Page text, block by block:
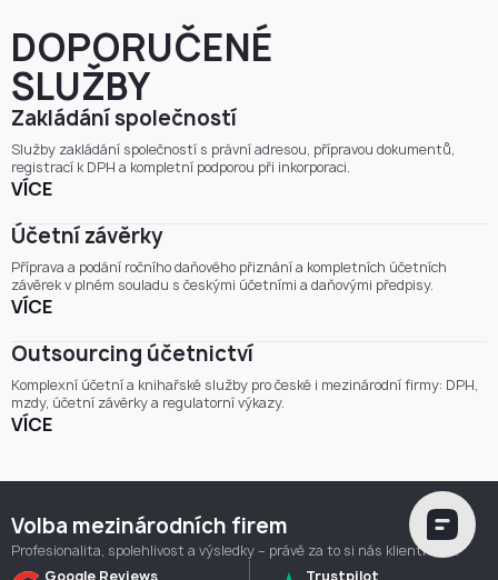
DOPORUČENÉ
SLUŽBY
Zakládání společností
Služby zakládání společností s právní adresou, přípravou dokumentů,
registrací k DPH a kompletní podporou při inkorporaci.
VÍCE
Účetní závěrky
Příprava a podání ročního daňového přiznání a kompletních účetních
závěrek v plném souladu s českými účetními a daňovými předpisy.
VÍCE
Outsourcing účetnictví
Komplexní účetní a knihařské služby pro české i mezinárodní firmy: DPH,
mzdy, účetní závěrky a regulatorní výkazy.
VÍCE
Volba mezinárodních firem
Profesionalita, spolehlivost a výsledky – právě za to si nás klienti cení.